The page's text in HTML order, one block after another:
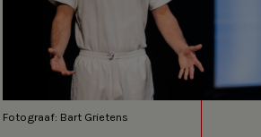
Fotograaf: Bart Grietens